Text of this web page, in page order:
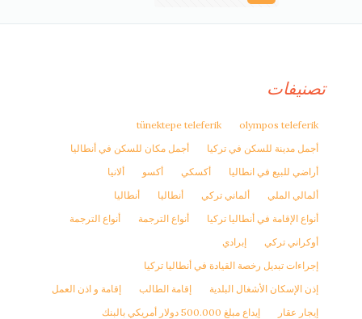
تصنيفات
olympos teleferik
tünektepe teleferik
أجمل مدينة للسكن في تركيا
أجمل مكان للسكن في أنطاليا
أراضي للبيع في انطاليا
أكسكي أكسو
ألانيا
ألمالي الملي
ألماني تركي أنطاليا
أنطاليا
أنواع الإقامة في أنطاليا تركيا
أنواع الترجمة
أنواع الترجمة
أوكراني تركي
إبرادي
إجراءات تبديل رخصة القيادة في أنطاليا تركيا
إذن الإسكان الأشغال البلدية
إقامة الطالب
إقامة و اذن العمل
إيجار عقار
إيداع مبلغ 500.000 دولار أمريكي بالبنك